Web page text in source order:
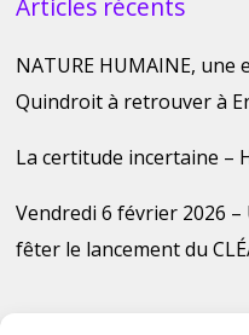
Articles récents
NATURE HUMAINE, une
Quindroit à retrouver à
La certitude incertaine –
Vendredi 6 février 2026
fêter le lancement du